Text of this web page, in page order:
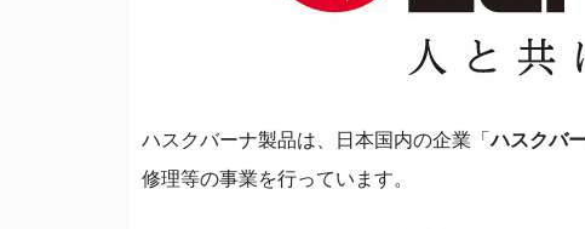
ハスクバーナ製品は、日本国内の企業「ハスクバ
修理等の事業を行っています。